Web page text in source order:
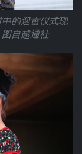
的迎雷仪式现
自越通社